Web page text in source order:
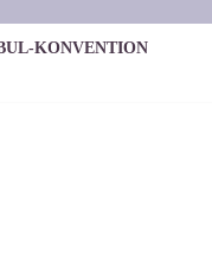
KONVENTION